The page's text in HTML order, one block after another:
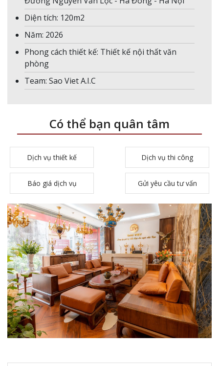
Diện tích: 120m2
Năm: 2026
Phong cách thiết kế: Thiết kế nội thất văn
phòng
Team: Sao Viet A.I.C
Có thể bạn quân tâm
Dịch vụ thiết kế Dịch vụ thi công
Báo giá dịch vụ Gửi yêu cầu tư vấn